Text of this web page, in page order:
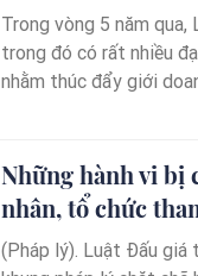
Trong vòng 5 năm qua,
trong đó có rất nhiều
nhằm thúc đẩy giới
Những hành vi bị
nhân, tổ chức
(Pháp lý). Luật Đấu